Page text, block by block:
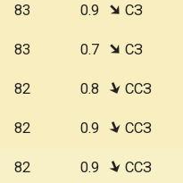
83 0.9 СЗ
83 0.7 СЗ
82 0.8 ССЗ
82 0.9 ССЗ
82 0.9 ССЗ